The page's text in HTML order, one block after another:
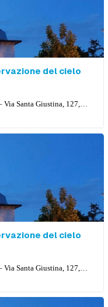
del cielo
127, 36057 Arcugnano
del cielo
127, 36057 Arcugnano